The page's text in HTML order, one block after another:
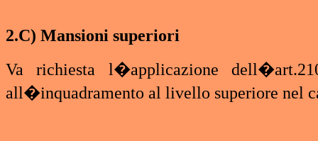
2.C) Mansioni superiori
Va richiesta l�applicazione
all�inquadramento al livello superiore nel